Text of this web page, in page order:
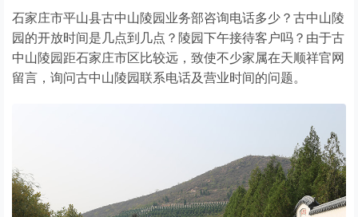
石家庄市平山县古中山陵园业务部咨询电话多少？古中山陵
园的开放时间是几点到几点？陵园下午接待客户吗？由于古
中山陵园距石家庄市区比较远，致使不少家属在天顺祥官网
留言，询问古中山陵园联系电话及营业时间的问题。